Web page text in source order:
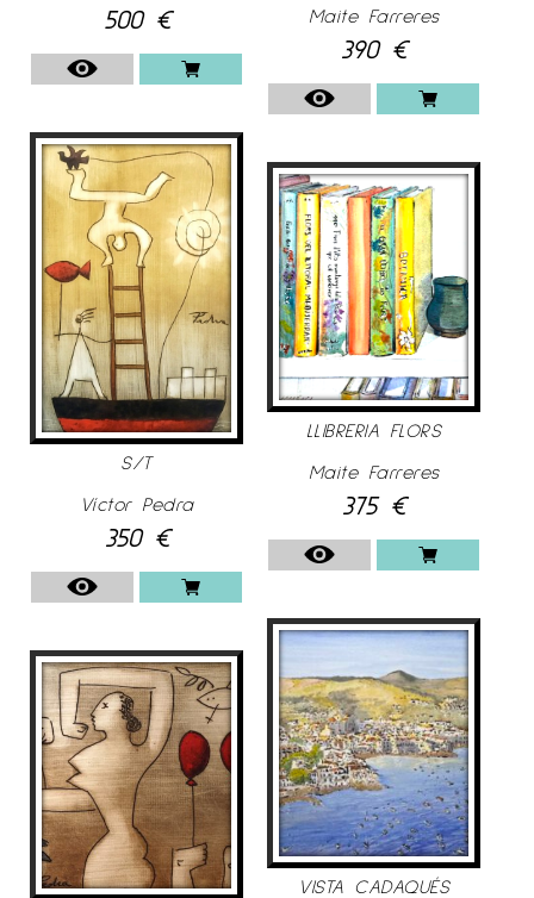
500 €
S/T
Víctor Pedra
350 €
Maite Farreres
390 €
LLIBRERIA FLORS
Maite Farreres
375 €
VISTA CADAQUÉS